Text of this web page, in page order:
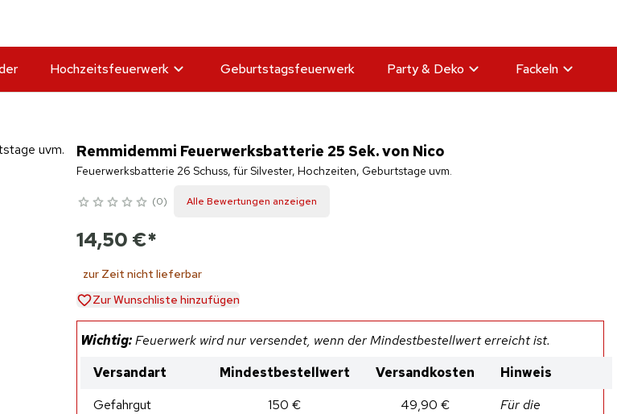
Hochzeitsfeuerwerk Geburtstagsfeuerwerk Party & Deko Fackeln
Remmidemmi Feuerwerksbatterie 25 Sek. von Nico
Feuerwerksbatterie 26 Schuss, für Silvester, Hochzeiten, Geburtstage uvm.
0 Alle Bewertungen anzeigen
14,50 €*
zur Zeit nicht lieferbar
Zur Wunschliste hinzufügen
Wichtig:Feuerwerk wird nur versendet, wenn der Mindestbestellwert erreicht ist.
Versandart
Mindestbestellwert Versandkosten
Hinweis
Gefahrgut
150 € 49,90 €
Für die